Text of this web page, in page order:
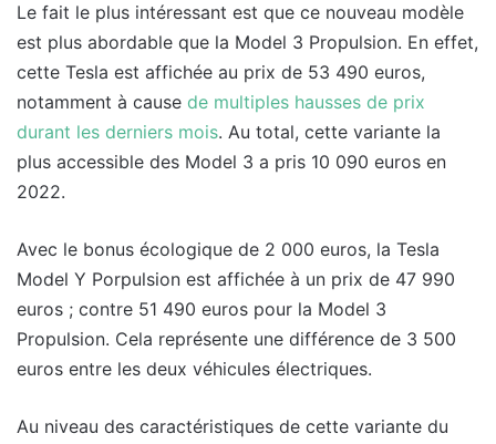
Le fait le plus intéressant est que ce nouveau modèle
est plus abordable que la Model 3 Propulsion. En effet,
cette Tesla est affichée au prix de 53 490 euros,
notamment à cause de multiples hausses de prix
durant les derniers mois. Au total, cette variante la
plus accessible des Model 3 a pris 10 090 euros en
2022.
Avec le bonus écologique de 2 000 euros, la Tesla
Model Y Porpulsion est affichée à un prix de 47 990
euros ; contre 51 490 euros pour la Model 3
Propulsion. Cela représente une différence de 3 500
euros entre les deux véhicules électriques.
Au niveau des caractéristiques de cette variante du